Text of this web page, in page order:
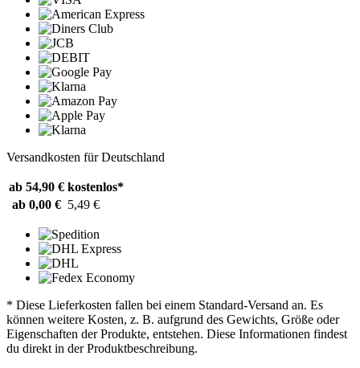
Versandkosten für Deutschland
ab 54,90 € kostenlos*
ab 0,00 € 5,49 €
* Diese Lieferkosten fallen bei einem Standard-Versand an. Es
können weitere Kosten, z. B. aufgrund des Gewichts, Größe oder
Eigenschaften der Produkte, entstehen. Diese Informationen findest
du direkt in der Produktbeschreibung.